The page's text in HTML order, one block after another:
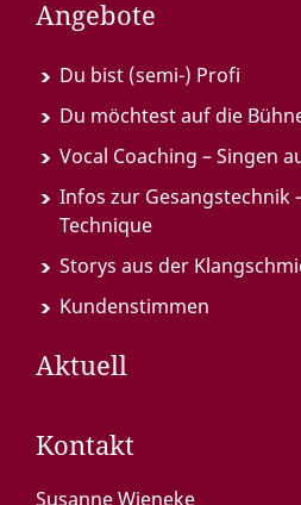
Angebote
Du bist (semi-) Profi
Du möchtest auf die
Vocal Coaching – Singen
Infos zur Gesangstechnik
Technique
Storys aus der
Kundenstimmen
Aktuell
Kontakt
Susanne Wieneke